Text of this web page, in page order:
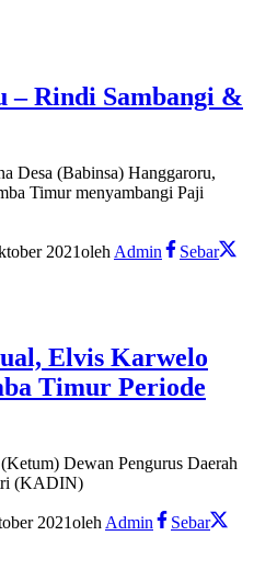
– Rindi Sambangi &
Desa (Babinsa) Hanggaroru,
Timur menyambangi Paji
2021oleh Admin
Sebar
Elvis Karwelo
Timur Periode
Dewan Pengurus Daerah
(KADIN)
2021oleh Admin
Sebar